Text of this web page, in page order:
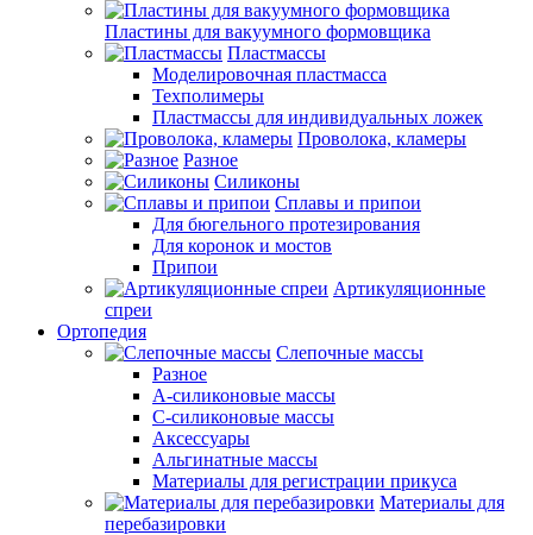
Пластины для вакуумного формовщика
Пластмассы
Моделировочная пластмасса
Техполимеры
Пластмассы для индивидуальных ложек
Проволока, кламеры
Разное
Силиконы
Сплавы и припои
Для бюгельного протезирования
Для коронок и мостов
Припои
Артикуляционные
спреи
Ортопедия
Слепочные массы
Разное
А-силиконовые массы
С-силиконовые массы
Аксессуары
Альгинатные массы
Материалы для регистрации прикуса
Материалы для
перебазировки